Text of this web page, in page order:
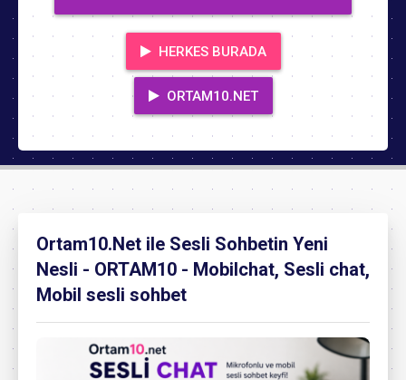
HERKES BURADA
ORTAM10.NET
Ortam10.Net ile Sesli Sohbetin Yeni
Nesli - ORTAM10 - Mobilchat, Sesli chat,
Mobil sesli sohbet